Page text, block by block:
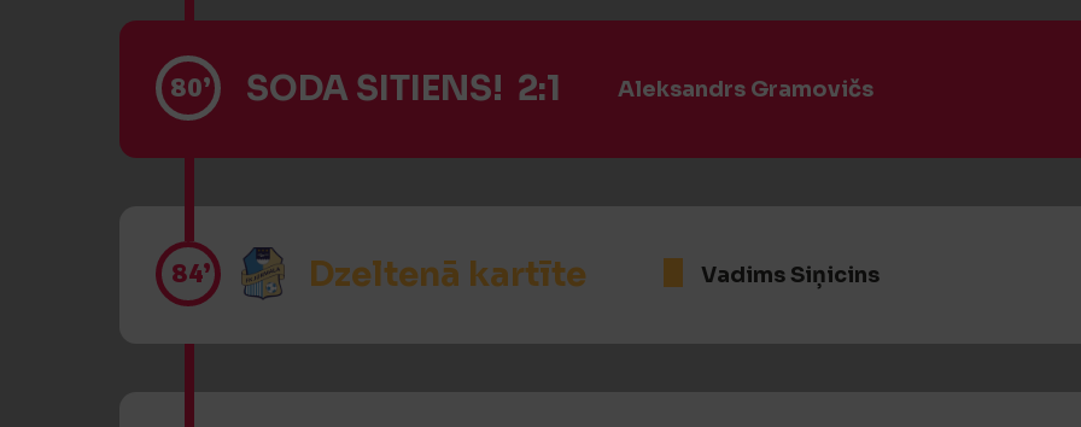
80’ SODA SITIENS! 2:1 Aleksandrs Gramovičs
84’ Dzeltenā kartīte Vadims Siņicins